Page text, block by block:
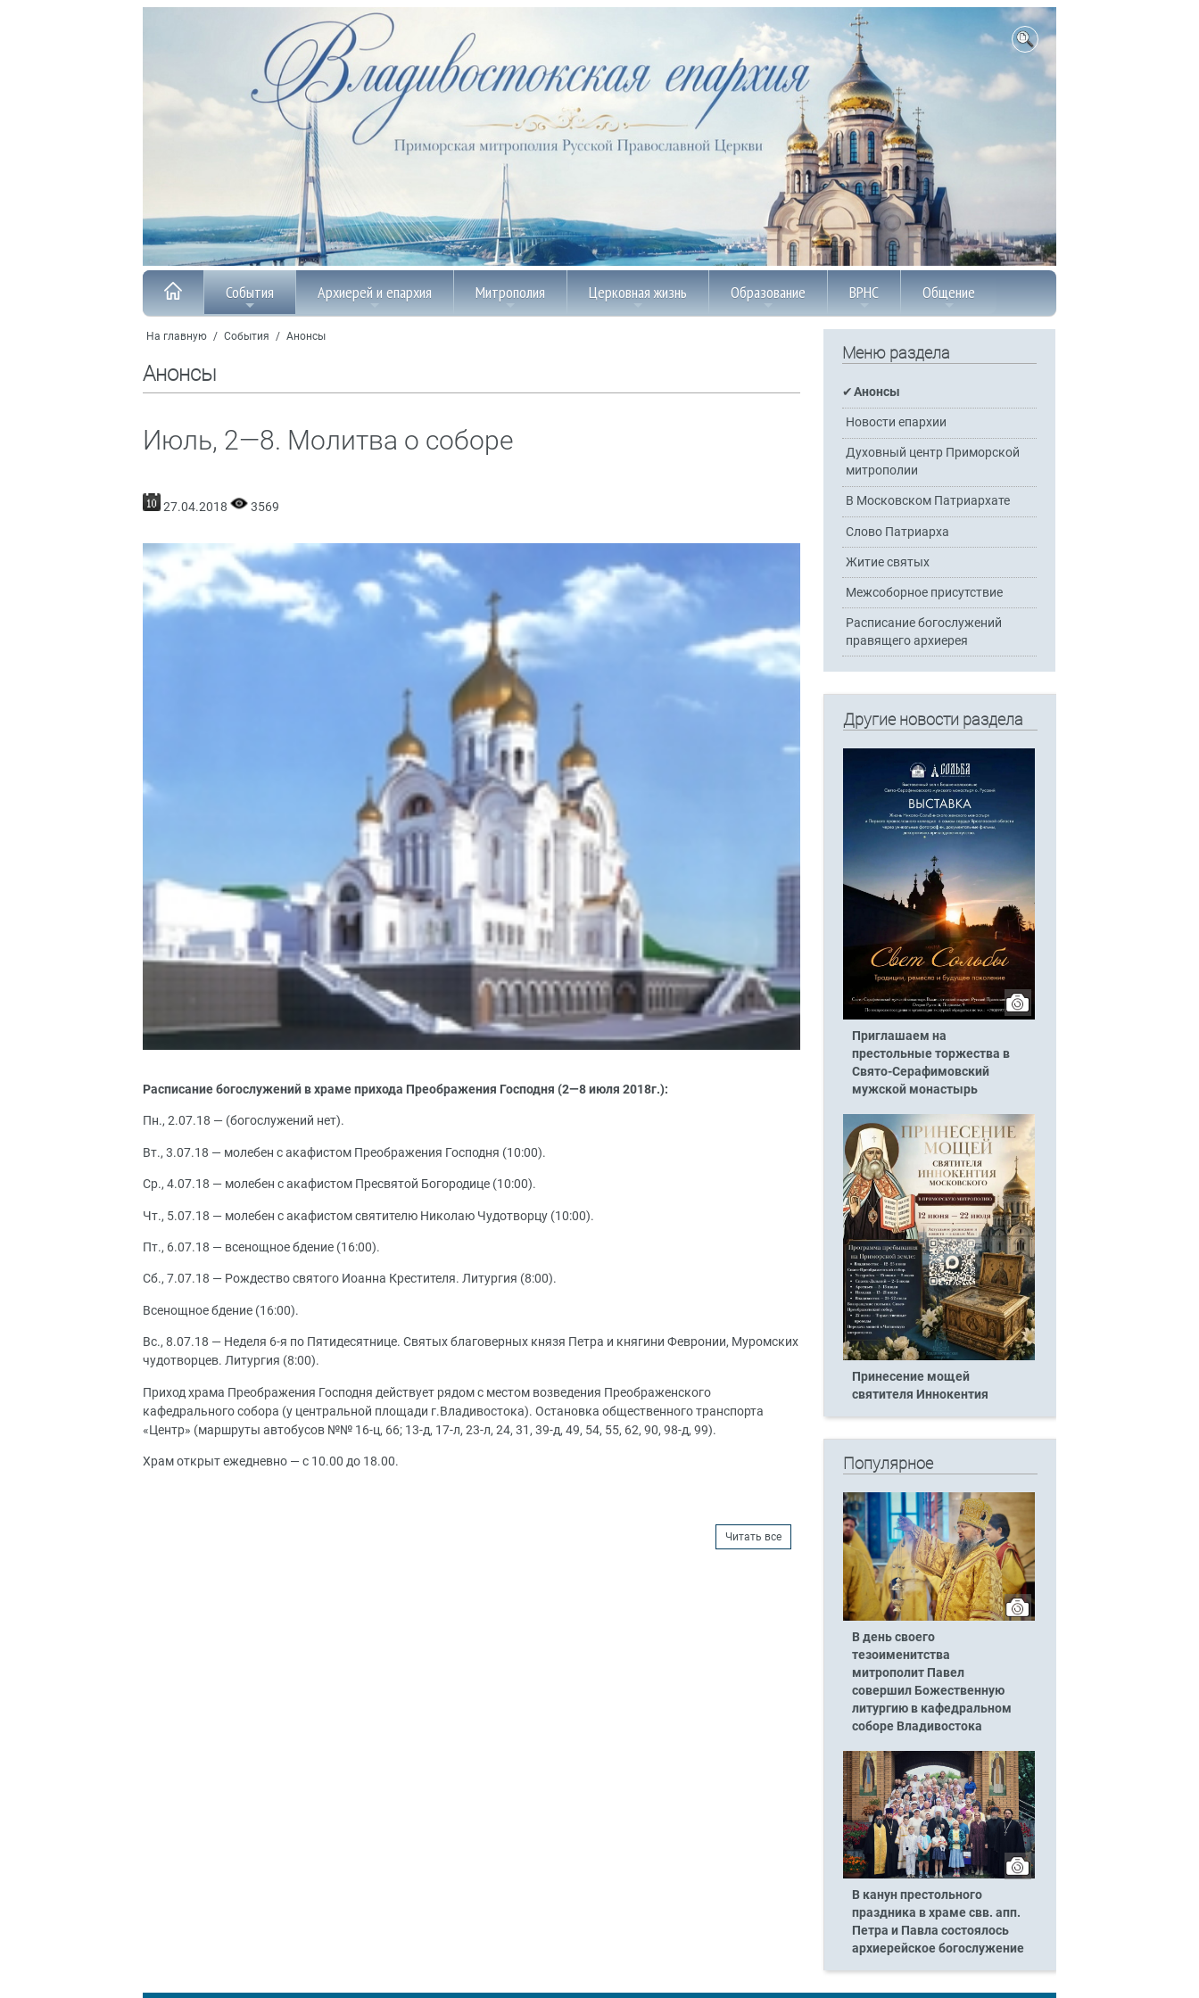
События Архиерей и епархия Митрополия Церковная жизнь Образование ВРНС Общение
На главную / События / Анонсы
Анонсы
Июль, 2—8. Молитва о соборе
27.04.2018 3569
Расписание богослужений в храме прихода Преображения Господня (2—8 июля 2018г.):
Пн., 2.07.18 — (богослужений нет).
Вт., 3.07.18 — молебен с акафистом Преображения Господня (10:00).
Ср., 4.07.18 — молебен с акафистом Пресвятой Богородице (10:00).
Чт., 5.07.18 — молебен с акафистом святителю Николаю Чудотворцу (10:00).
Пт., 6.07.18 — всенощное бдение (16:00).
Сб., 7.07.18 — Рождество святого Иоанна Крестителя. Литургия (8:00).
Всенощное бдение (16:00).
Вс., 8.07.18 — Неделя 6-я по Пятидесятнице. Святых благоверных князя Петра и княгини Февронии, Муромских
чудотворцев. Литургия (8:00).
Приход храма Преображения Господня действует рядом с местом возведения Преображенского
кафедрального собора (у центральной площади г.Владивостока). Остановка общественного транспорта
«Центр» (маршруты автобусов №№ 16-ц, 66; 13-д, 17-л, 23-л, 24, 31, 39-д, 49, 54, 55, 62, 90, 98-д, 99).
Храм открыт ежедневно — с 10.00 до 18.00.
Читать все
Меню раздела
Анонсы
Новости епархии
Духовный центр Приморской
митрополии
В Московском Патриархате
Слово Патриарха
Житие святых
Межсоборное присутствие
Расписание богослужений
правящего архиерея
Другие новости раздела
Приглашаем на
престольные торжества в
Свято-Серафимовский
мужской монастырь
Принесение мощей
святителя Иннокентия
Популярное
В день своего
тезоименитства
митрополит Павел
совершил Божественную
литургию в кафедральном
соборе Владивостока
В канун престольного
праздника в храме свв. апп.
Петра и Павла состоялось
архиерейское богослужение